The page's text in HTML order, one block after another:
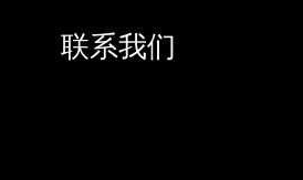
联系我们